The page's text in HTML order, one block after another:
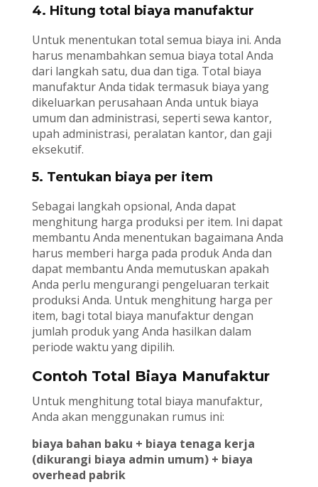
4. Hitung total biaya manufaktur
Untuk menentukan total semua biaya ini. Anda
harus menambahkan semua biaya total Anda
dari langkah satu, dua dan tiga. Total biaya
manufaktur Anda tidak termasuk biaya yang
dikeluarkan perusahaan Anda untuk biaya
umum dan administrasi, seperti sewa kantor,
upah administrasi, peralatan kantor, dan gaji
eksekutif.
5. Tentukan biaya per item
Sebagai langkah opsional, Anda dapat
menghitung harga produksi per item. Ini dapat
membantu Anda menentukan bagaimana Anda
harus memberi harga pada produk Anda dan
dapat membantu Anda memutuskan apakah
Anda perlu mengurangi pengeluaran terkait
produksi Anda. Untuk menghitung harga per
item, bagi total biaya manufaktur dengan
jumlah produk yang Anda hasilkan dalam
periode waktu yang dipilih.
Contoh Total Biaya Manufaktur
Untuk menghitung total biaya manufaktur,
Anda akan menggunakan rumus ini:
biaya bahan baku + biaya tenaga kerja
(dikurangi biaya admin umum) + biaya
overhead pabrik